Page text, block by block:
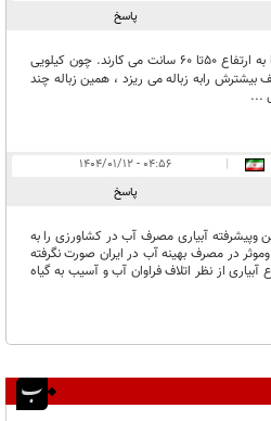
پاسخ
سلام. سبزی کاران ، سبزیجات را به ارتفاع ۵۰تا ۶۰ سانت می کارند. چون کیلویی
رابه زباله می ریزد ، همین زباله چند
...
|
۰۴:۵۶ - ۱۴۰۴/۰۱/۱۲
پاسخ
وپیشرفته آبیاری مصرف آب در کشاورزی را به
در مصرف بهینه آب در ایران صورت نگرفته
از نظر اتلاف فراوان آب و آسیب به گیاه